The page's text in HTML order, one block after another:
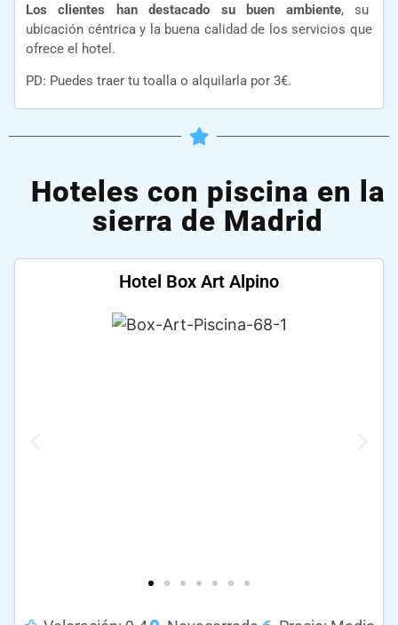
Los clientes han destacado su buen ambiente, su
ubicación céntrica y la buena calidad de los servicios que
ofrece el hotel.
PD: Puedes traer tu toalla o alquilarla por 3€.
Hoteles con piscina en la
sierra de Madrid
Hotel Box Art Alpino